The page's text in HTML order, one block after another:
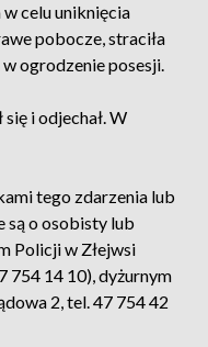
celu uniknięcia
pobocze, straciła
ogrodzenie posesji.
i odjechał. W
tego zdarzenia lub
są o osobisty lub
Policji w Złejwsi
754 14 10), dyżurnym
2, tel. 47 754 42